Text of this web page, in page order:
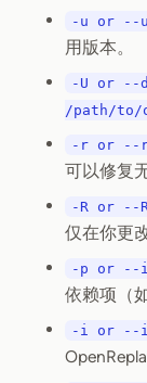
-u or --
用版本。
-U or --
/path/to/
-r or --
可以修复
-R or --
仅在你更
-p or --
依赖项（
-i or --